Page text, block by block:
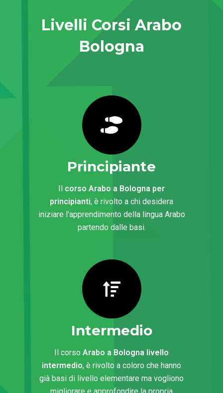
Livelli Corsi Arabo
Bologna
Principiante
Il corso Arabo a Bologna per
principianti, è rivolto a chi desidera
iniziare l'apprendimento della lingua Arabo
partendo dalle basi.
Intermedio
Il corso Arabo a Bologna livello
intermedio, è rivolto a coloro che hanno
già basi di livello elementare ma vogliono